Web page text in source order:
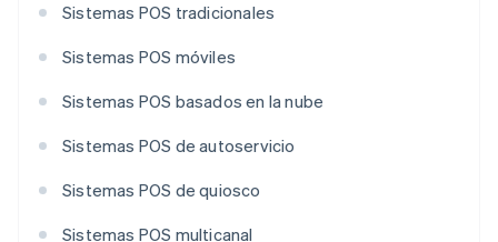
Sistemas POS tradicionales
Sistemas POS móviles
Sistemas POS basados en la nube
Sistemas POS de autoservicio
Sistemas POS de quiosco
Sistemas POS multicanal